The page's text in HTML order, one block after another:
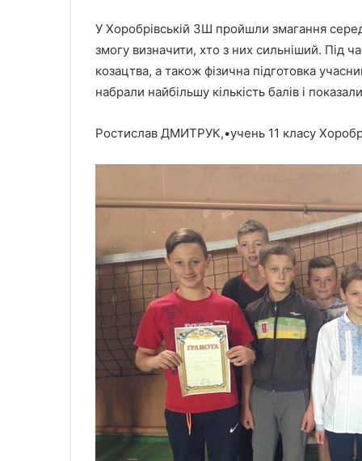
У Хоробрівській ЗШ пройшли змагання
змогу визначити, хто з них сильніший. Під
козацтва, а також фізична підготовка
набрали найбільшу кількість балів і
Ростислав ДМИТРУК,•учень 11 класу